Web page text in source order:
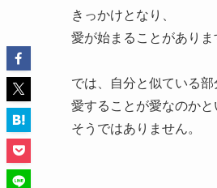
きっかけとなり、
愛が始まることがありま
では、自分と似ている部
愛することが愛なのかと
そうではありません。